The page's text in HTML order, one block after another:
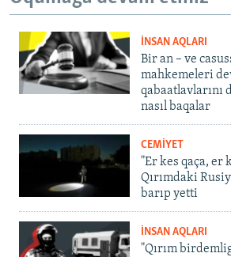
İNSAN AQLARI
Bir an – ve
mahkemeleri
qabaatlavlarını
nasıl baqalar
CEMİYET
"Er kes qaça, er
Qırımdaki
barıp yetti
İNSAN AQLARI
"Qırım